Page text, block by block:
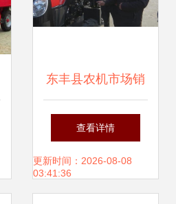
东丰县农机市场销
售旺，春耕备耕有
保障
查看详情
更新时间：2026-08-08
03:41:36